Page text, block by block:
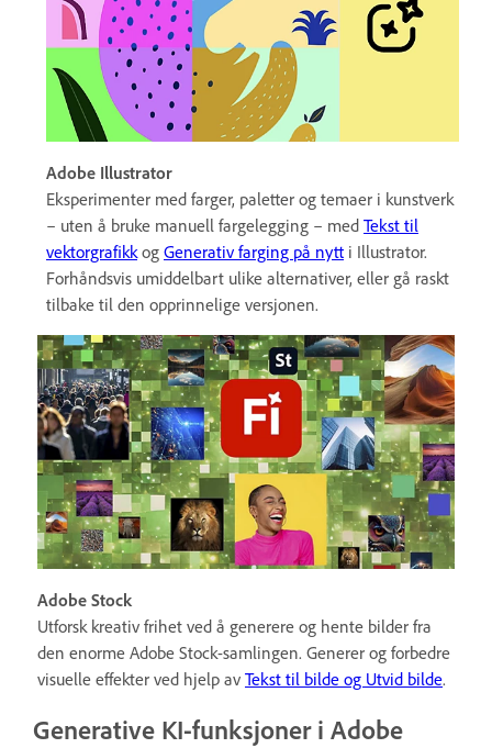
Adobe Illustrator
Eksperimenter med farger, paletter og temaer i kunstverk
– uten å bruke manuell fargelegging – med Tekst til
vektorgrafikk og Generativ farging på nytt i Illustrator.
Forhåndsvis umiddelbart ulike alternativer, eller gå raskt
tilbake til den opprinnelige versjonen.
Adobe Stock
Utforsk kreativ frihet ved å generere og hente bilder fra
den enorme Adobe Stock-samlingen. Generer og forbedre
visuelle effekter ved hjelp av Tekst til bilde og Utvid bilde.
Generative KI-funksjoner i Adobe